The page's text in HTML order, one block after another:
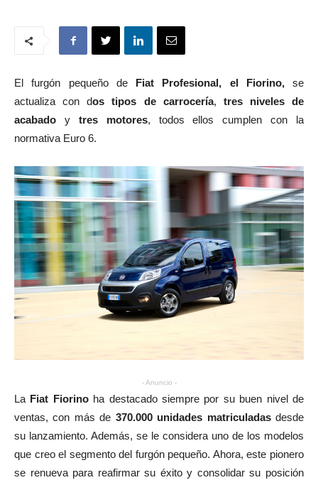
El furgón pequeño de Fiat Profesional, el Fiorino,se
actualiza con dos tipos de carrocería, tres niveles de
acabado y tres motores, todos ellos cumplen con la
normativa Euro 6.
- Anuncio -
La Fiat Fiorino ha destacado siempre por su buen nivel de
ventas, con más de 370.000 unidades matriculadasdesde
su lanzamiento. Además, se le considera uno de los modelos
que creo el segmento del furgón pequeño. Ahora, este pionero
se renueva para reafirmar su éxito y consolidar su posición